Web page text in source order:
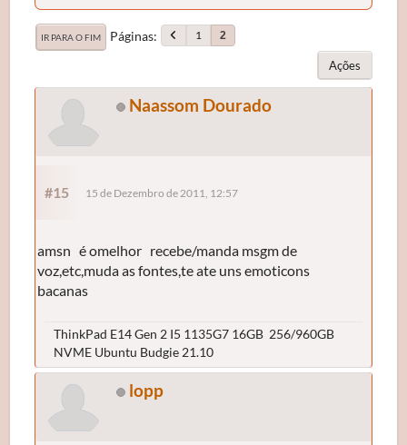
IR PARA O FIM Páginas 1 2
Ações
Naassom Dourado
#15 15 de Dezembro de 2011, 12:57
amsn é omelhor recebe/manda msgm de
voz,etc,muda as fontes,te ate uns emoticons
bacanas
ThinkPad E14 Gen 2 I5 1135G7 16GB 256/960GB
NVME Ubuntu Budgie 21.10
lopp